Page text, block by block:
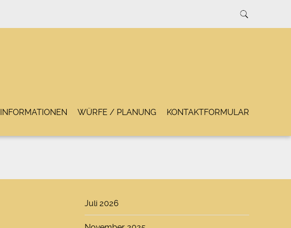
INFORMATIONEN WÜRFE / PLANUNG KONTAKTFORMULAR
Juli 2026